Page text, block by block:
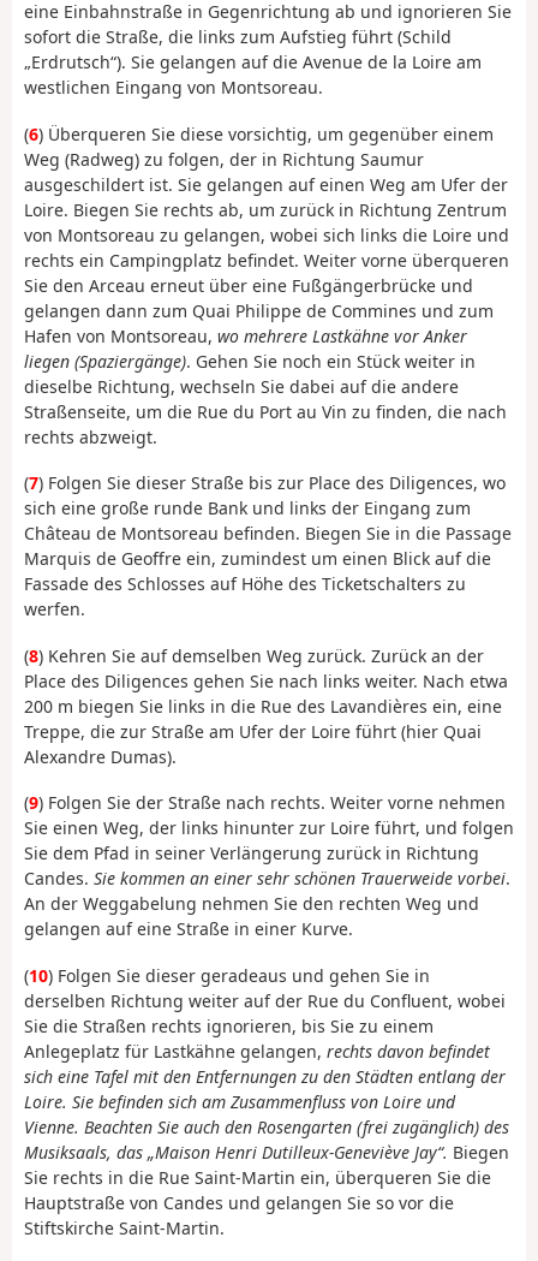
eine Einbahnstraße in Gegenrichtung ab und ignorieren Sie
sofort die Straße, die links zum Aufstieg führt (Schild
„Erdrutsch“). Sie gelangen auf die Avenue de la Loire am
westlichen Eingang von Montsoreau.
(6) Überqueren Sie diese vorsichtig, um gegenüber einem
Weg (Radweg) zu folgen, der in Richtung Saumur
ausgeschildert ist. Sie gelangen auf einen Weg am Ufer der
Loire. Biegen Sie rechts ab, um zurück in Richtung Zentrum
von Montsoreau zu gelangen, wobei sich links die Loire und
rechts ein Campingplatz befindet. Weiter vorne überqueren
Sie den Arceau erneut über eine Fußgängerbrücke und
gelangen dann zum Quai Philippe de Commines und zum
Hafen von Montsoreau, wo mehrere Lastkähne vor Anker
liegen (Spaziergänge). Gehen Sie noch ein Stück weiter in
dieselbe Richtung, wechseln Sie dabei auf die andere
Straßenseite, um die Rue du Port au Vin zu finden, die nach
rechts abzweigt.
(7) Folgen Sie dieser Straße bis zur Place des Diligences, wo
sich eine große runde Bank und links der Eingang zum
Château de Montsoreau befinden. Biegen Sie in die Passage
Marquis de Geoffre ein, zumindest um einen Blick auf die
Fassade des Schlosses auf Höhe des Ticketschalters zu
werfen.
(8) Kehren Sie auf demselben Weg zurück. Zurück an der
Place des Diligences gehen Sie nach links weiter. Nach etwa
200 m biegen Sie links in die Rue des Lavandières ein, eine
Treppe, die zur Straße am Ufer der Loire führt (hier Quai
Alexandre Dumas).
(9) Folgen Sie der Straße nach rechts. Weiter vorne nehmen
Sie einen Weg, der links hinunter zur Loire führt, und folgen
Sie dem Pfad in seiner Verlängerung zurück in Richtung
Candes. Sie kommen an einer sehr schönen Trauerweide vorbei.
An der Weggabelung nehmen Sie den rechten Weg und
gelangen auf eine Straße in einer Kurve.
(10) Folgen Sie dieser geradeaus und gehen Sie in
derselben Richtung weiter auf der Rue du Confluent, wobei
Sie die Straßen rechts ignorieren, bis Sie zu einem
Anlegeplatz für Lastkähne gelangen, rechts davon befindet
sich eine Tafel mit den Entfernungen zu den Städten entlang der
Loire. Sie befinden sich am Zusammenfluss von Loire und
Vienne. Beachten Sie auch den Rosengarten (frei zugänglich) des
Musiksaals, das „Maison Henri Dutilleux-Geneviève Jay“. Biegen
Sie rechts in die Rue Saint-Martin ein, überqueren Sie die
Hauptstraße von Candes und gelangen Sie so vor die
Stiftskirche Saint-Martin.